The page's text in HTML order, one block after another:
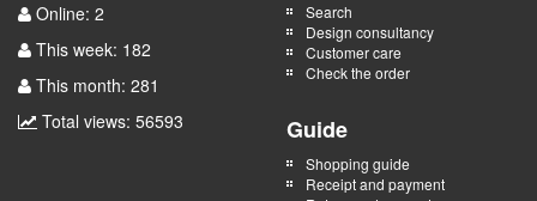
Online: 2
This week: 182
This month: 281
Total views: 56593
Search
Design consultancy
Customer care
Check the order
Guide
Shopping guide
Receipt and payment